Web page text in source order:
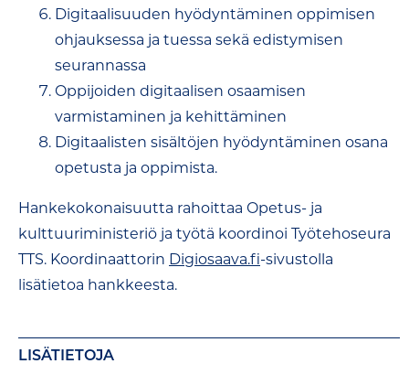
Digitaalisuuden hyödyntäminen oppimisen
ohjauksessa ja tuessa sekä edistymisen
seurannassa
Oppijoiden digitaalisen osaamisen
varmistaminen ja kehittäminen
Digitaalisten sisältöjen hyödyntäminen osana
opetusta ja oppimista.
Hankekokonaisuutta rahoittaa Opetus- ja
kulttuuriministeriö ja työtä koordinoi Työtehoseura
TTS. Koordinaattorin Digiosaava.fi-sivustolla
lisätietoa hankkeesta.
LISÄTIETOJA